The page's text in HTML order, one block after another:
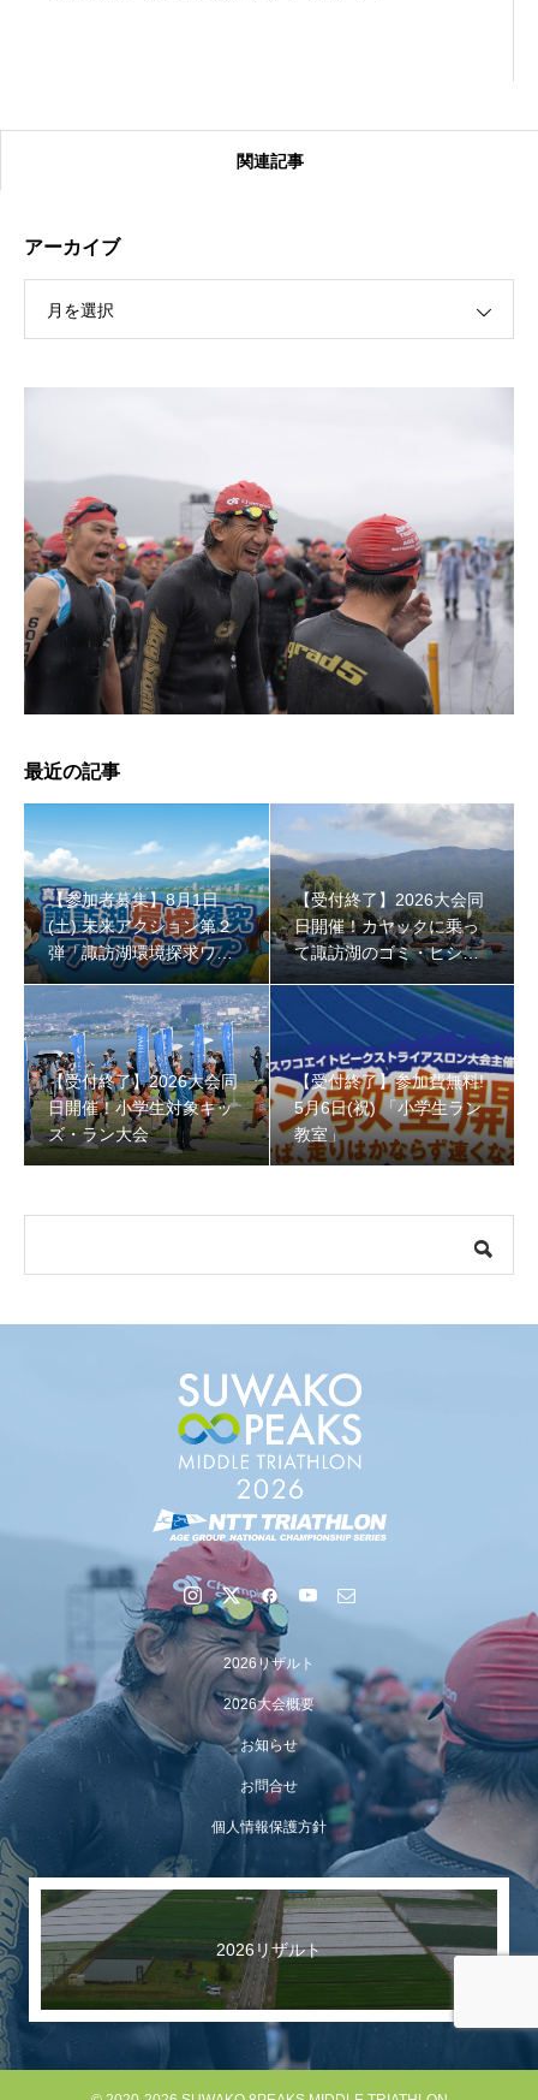
【受付終了】2026大会同日開催！カヤックに乗って諏訪
【受付終了】2026大会同日開催！小学生対象キッズ・ラ
【受付終了】参加費無料! 5月6日(祝) 「小学生ラン教室」
【会議報告】諏訪地域６市町村連絡会議を開催しました
【イベント報告】Luminaオンラインガイドツアーが開催
されました
関連記事
アーカイブ
月を選択
最近の記事
【参加者募集】8月1日
(土) 未来アクション第２
弾「諏訪湖環境探求ワー
クショップ」小学４年生
から！
【受付終了】2026大会同
日開催！カヤックに乗っ
て諏訪湖のゴミ・ヒシを
回収しよう！
【受付終了】2026大会同
日開催！小学生対象キッ
ズ・ラン大会
【受付終了】参加費無料!
5月6日(祝) 「小学生ラン
教室」
2026リザルト
2026大会概要
お知らせ
お問合せ
個人情報保護方針
2026リザルト